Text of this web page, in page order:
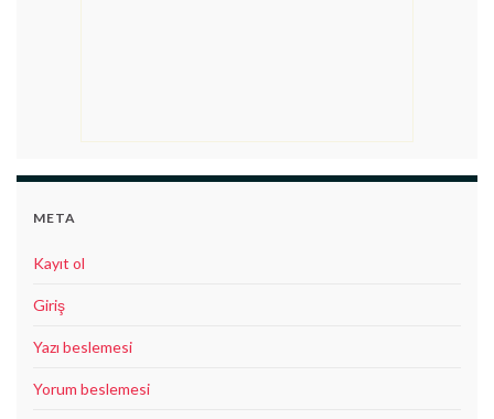
META
Kayıt ol
Giriş
Yazı beslemesi
Yorum beslemesi